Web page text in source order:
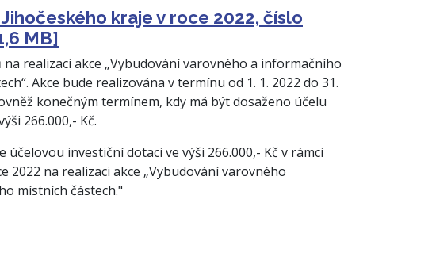
kraje v roce 2022, číslo
MB]
realizaci akce „Vybudování varovného a informačního
Akce bude realizována v termínu od 1. 1. 2022 do 31.
konečným termínem, kdy má být dosaženo účelu
266.000,- Kč.
investiční dotaci ve výši 266.000,- Kč v rámci
na realizaci akce „Vybudování varovného
místních částech."